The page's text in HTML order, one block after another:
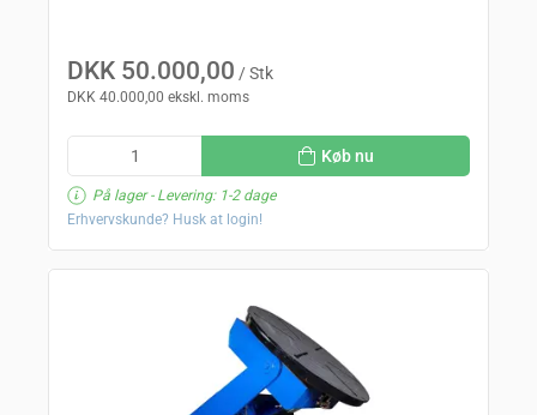
DKK 50.000,00 / Stk
DKK 40.000,00 ekskl. moms
Køb nu
På lager- Levering: 1-2 dage
Erhvervskunde? Husk at login!